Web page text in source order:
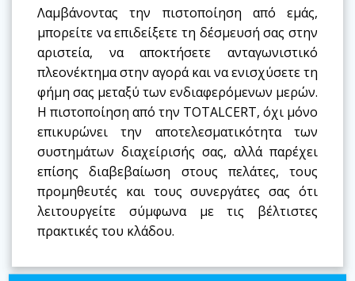
Λαμβάνοντας την πιστοποίηση από εμάς,
μπορείτε να επιδείξετε τη δέσμευσή σας στην
αριστεία, να αποκτήσετε ανταγωνιστικό
πλεονέκτημα στην αγορά και να ενισχύσετε τη
φήμη σας μεταξύ των ενδιαφερόμενων μερών.
Η πιστοποίηση από την TOTALCERT, όχι μόνο
επικυρώνει την αποτελεσματικότητα των
συστημάτων διαχείρισής σας, αλλά παρέχει
επίσης διαβεβαίωση στους πελάτες, τους
προμηθευτές και τους συνεργάτες σας ότι
λειτουργείτε σύμφωνα με τις βέλτιστες
πρακτικές του κλάδου.